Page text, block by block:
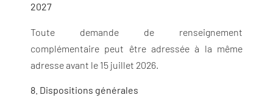
2027
Toute demande de renseignement
complémentaire peut être adressée à la même
adresse avant le 15 juillet 2026.
8. Dispositions générales